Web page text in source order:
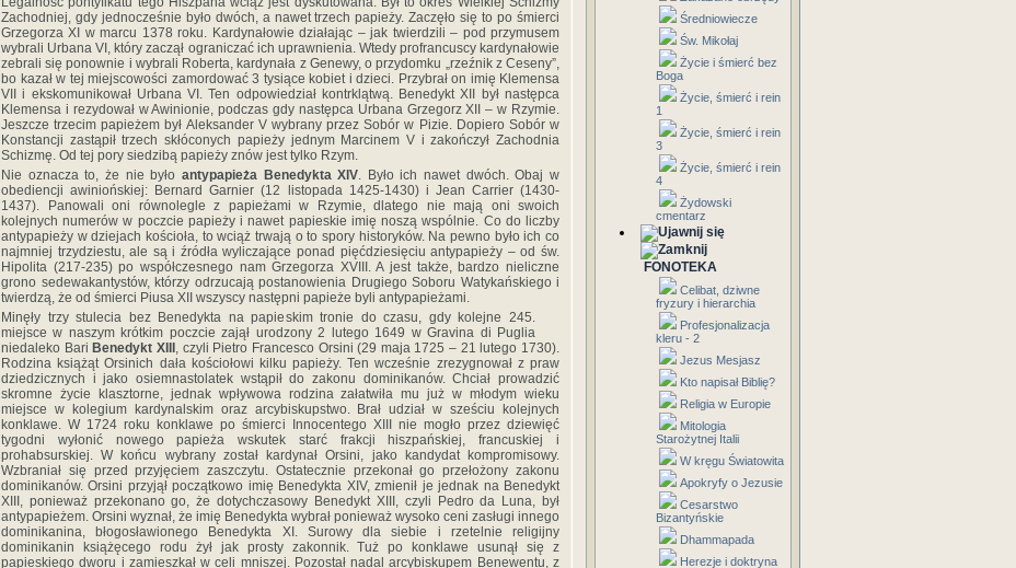
Zachodniej, gdy jednocześnie było dwóch, a nawet trzech papieży. Zaczęło się to po śmierci
Grzegorza XI w marcu 1378 roku. Kardynałowie działając – jak twierdzili – pod przymusem
wybrali Urbana VI, który zaczął ograniczać ich uprawnienia. Wtedy profrancuscy kardynałowie
zebrali się ponownie i wybrali Roberta, kardynała z Genewy, o przydomku „rzeźnik z Ceseny”,
bo kazał w tej miejscowości zamordować 3 tysiące kobiet i dzieci. Przybrał on imię Klemensa
VII i ekskomunikował Urbana VI. Ten odpowiedział kontrklątwą. Benedykt XII był następca
Klemensa i rezydował w Awinionie, podczas gdy następca Urbana Grzegorz XII – w Rzymie.
Jeszcze trzecim papieżem był Aleksander V wybrany przez Sobór w Pizie. Dopiero Sobór w
Konstancji zastąpił trzech skłóconych papieży jednym Marcinem V i zakończył Zachodnia
Schizmę. Od tej pory siedzibą papieży znów jest tylko Rzym.
Nie oznacza to, że nie było antypapieża Benedykta XIV. Było ich nawet dwóch. Obaj w
obediencji awiniońskiej: Bernard Garnier (12 listopada 1425-1430) i Jean Carrier (1430-
1437). Panowali oni równolegle z papieżami w Rzymie, dlatego nie mają oni swoich
kolejnych numerów w poczcie papieży i nawet papieskie imię noszą wspólnie. Co do liczby
antypapieży w dziejach kościoła, to wciąż trwają o to spory historyków. Na pewno było ich co
najmniej trzydziestu, ale są i źródła wyliczające ponad pięćdziesięciu antypapieży – od św.
Hipolita (217-235) po współczesnego nam Grzegorza XVIII. A jest także, bardzo nieliczne
grono sedewakantystów, którzy odrzucają postanowienia Drugiego Soboru Watykańskiego i
twierdzą, że od śmierci Piusa XII wszyscy następni papieże byli antypapieżami.
Minęły trzy stulecia bez Benedykta na papieskim tronie do czasu, gdy kolejne 245.
miejsce w naszym krótkim poczcie zajął urodzony 2 lutego 1649 w Gravina di Puglia
niedaleko Bari Benedykt XIII , czyli Pietro Francesco Orsini (29 maja 1725 – 21 lutego 1730).
Rodzina książąt Orsinich dała kościołowi kilku papieży. Ten wcześnie zrezygnował z praw
dziedzicznych i jako osiemnastolatek wstąpił do zakonu dominikanów. Chciał prowadzić
skromne życie klasztorne, jednak wpływowa rodzina załatwiła mu już w młodym wieku
miejsce w kolegium kardynalskim oraz arcybiskupstwo. Brał udział w sześciu kolejnych
konklawe. W 1724 roku konklawe po śmierci Innocentego XIII nie mogło przez dziewięć
tygodni wyłonić nowego papieża wskutek starć frakcji hiszpańskiej, francuskiej i
prohabsurskiej. W końcu wybrany został kardynał Orsini, jako kandydat kompromisowy.
Wzbraniał się przed przyjęciem zaszczytu. Ostatecznie przekonał go przełożony zakonu
dominikanów. Orsini przyjął początkowo imię Benedykta XIV, zmienił je jednak na Benedykt
XIII, ponieważ przekonano go, że dotychczasowy Benedykt XIII, czyli Pedro da Luna, był
antypapieżem. Orsini wyznał, że imię Benedykta wybrał ponieważ wysoko ceni zasługi innego
dominikanina, błogosławionego Benedykta XI. Surowy dla siebie i rzetelnie religijny
dominikanin książęcego rodu żył jak prosty zakonnik. Tuż po konklawe usunął się z
papieskiego dworu i zamieszkał w celi mniszej. Pozostał nadal arcybiskupem Benewentu, z
Średniowiecze
Św. Mikołaj
Życie i śmierć bez
Boga
Życie, śmierć i rein
1
Życie, śmierć i rein
3
Życie, śmierć i rein
4
Żydowski
cmentarz
FONOTEKA
Celibat, dziwne
fryzury i hierarchia
Profesjonalizacja
kleru - 2
Jezus Mesjasz
Kto napisał Biblię?
Religia w Europie
Mitologia
Starożytnej Italii
W kręgu Światowita
Apokryfy o Jezusie
Cesarstwo
Bizantyńskie
Dhammapada
Herezje i doktryna